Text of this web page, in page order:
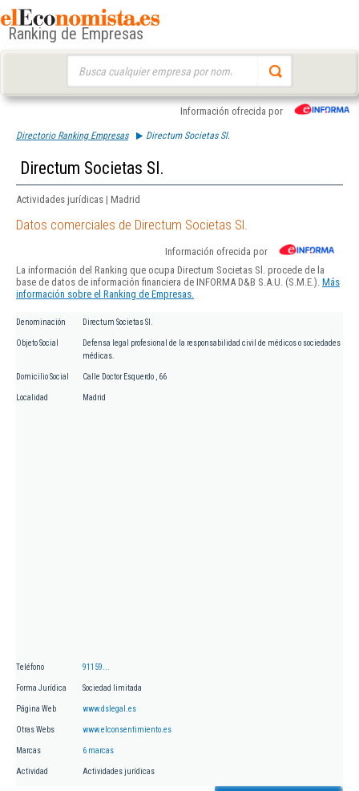
Ranking de Empresas
Información ofrecida por
Directorio Ranking Empresas Directum Societas Sl.
Directum Societas Sl.
Actividades jurídicas | Madrid
Datos comerciales de Directum Societas Sl.
Información ofrecida por
La información del Ranking que ocupa Directum Societas Sl. procede de la
base de datos de información financiera de INFORMA D&B S.A.U. (S.M.E.). Más
información sobre el Ranking de Empresas.
Denominación Directum Societas Sl.
Objeto Social
Defensa legal profesional de la responsabilidad civil de médicos o sociedades
médicas.
Domicilio Social Calle Doctor Esquerdo , 66
Localidad Madrid
Teléfono 91159...
Forma Jurídica Sociedad limitada
Página Web www.dslegal.es
Otras Webs www.elconsentimiento.es
Marcas 6 marcas
Actividad Actividades jurídicas